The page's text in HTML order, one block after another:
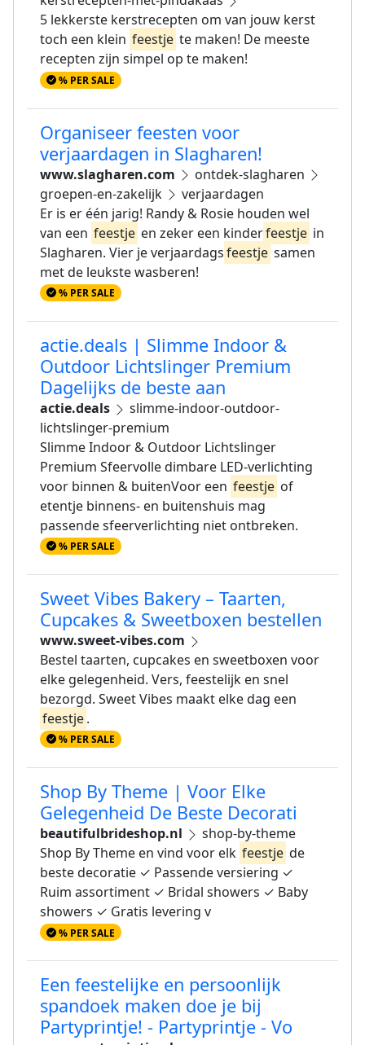
5 lekkerste kerstrecepten om van jouw kerst
toch een klein feestje te maken! De meeste
recepten zijn simpel op te maken!
% PER SALE
Organiseer feesten voor
verjaardagen in Slagharen!
www.slagharen.com
ontdek-slagharen
groepen-en-zakelijk
verjaardagen
Er is er één jarig! Randy & Rosie houden wel
van een feestje en zeker een kinderfeestje in
Slagharen. Vier je verjaardagsfeestje samen
met de leukste wasberen!
% PER SALE
actie.deals | Slimme Indoor &
Outdoor Lichtslinger Premium
Dagelijks de beste aan
actie.deals
slimme-indoor-outdoor-
lichtslinger-premium
Slimme Indoor & Outdoor Lichtslinger
Premium Sfeervolle dimbare LED-verlichting
voor binnen & buitenVoor een feestje of
etentje binnens- en buitenshuis mag
passende sfeerverlichting niet ontbreken.
% PER SALE
Sweet Vibes Bakery – Taarten,
Cupcakes & Sweetboxen bestellen
www.sweet-vibes.com
Bestel taarten, cupcakes en sweetboxen voor
elke gelegenheid. Vers, feestelijk en snel
bezorgd. Sweet Vibes maakt elke dag een
feestje.
% PER SALE
Shop By Theme | Voor Elke
Gelegenheid De Beste Decorati
beautifulbrideshop.nl
shop-by-theme
Shop By Theme en vind voor elk feestje de
beste decoratie ✓ Passende versiering ✓
Ruim assortiment ✓ Bridal showers ✓ Baby
showers ✓ Gratis levering v
% PER SALE
Een feestelijke en persoonlijk
spandoek maken doe je bij
Partyprintje! - Partyprintje - Vo